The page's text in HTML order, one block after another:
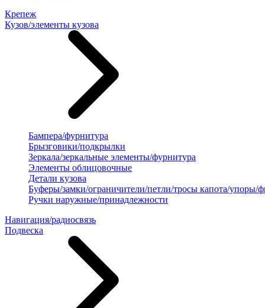
Крепеж
Кузов/элементы кузова
Бампера/фурнитура
Брызговики/подкрылки
Зеркала/зеркальные элементы/фурнитура
Элементы облицовочные
Детали кузова
Буферы/замки/ограничители/петли/тросы капота/упоры/
Ручки наружные/принадлежности
Навигация/радиосвязь
Подвеска